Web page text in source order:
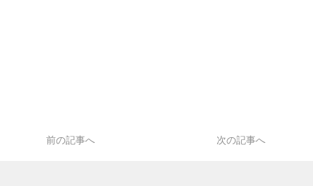
前の記事へ 次の記事へ